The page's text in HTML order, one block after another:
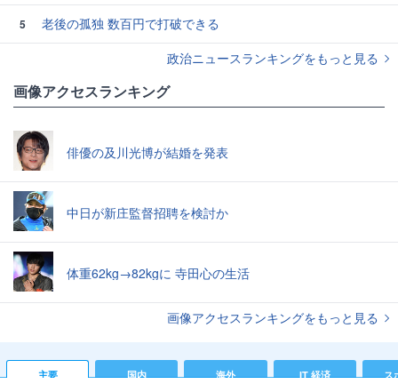
5
老後の孤独 数百円で打破できる
政治ニュースランキングをもっと見る
画像アクセスランキング
俳優の及川光博が結婚を発表
中日が新庄監督招聘を検討か
体重62kg→82kgに 寺田心の生活
画像アクセスランキングをもっと見る
主要 国内 海外 IT 経済 ス